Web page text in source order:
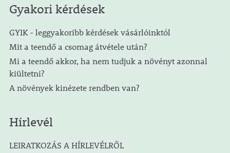
Gyakori kérdések
GYIK - leggyakoribb kérdések vásárlóinktól
Mit a teendő a csomag átvétele után?
Mi a teendő akkor, ha nem tudjuk a növényt azonnal
kiültetni?
A növények kinézete rendben van?
Hírlevél
LEIRATKOZÁS A HÍRLEVÉLRŐL